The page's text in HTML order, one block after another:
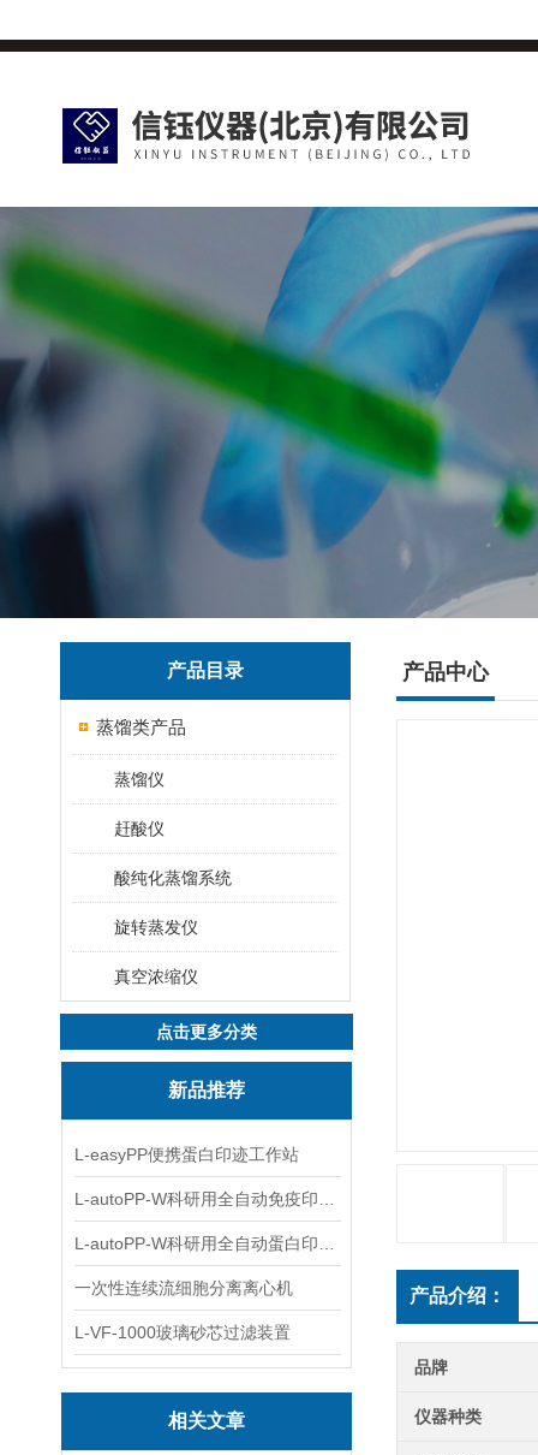
产品目录
蒸馏类产品
蒸馏仪
赶酸仪
酸纯化蒸馏系统
旋转蒸发仪
真空浓缩仪
点击更多分类
新品推荐
L-easyPP便携蛋白印迹工作站
一次性连续流细胞分离离心机
L-VF-1000玻璃砂芯过滤装置
相关文章
产品中心
产品介绍：
品牌
仪器种类